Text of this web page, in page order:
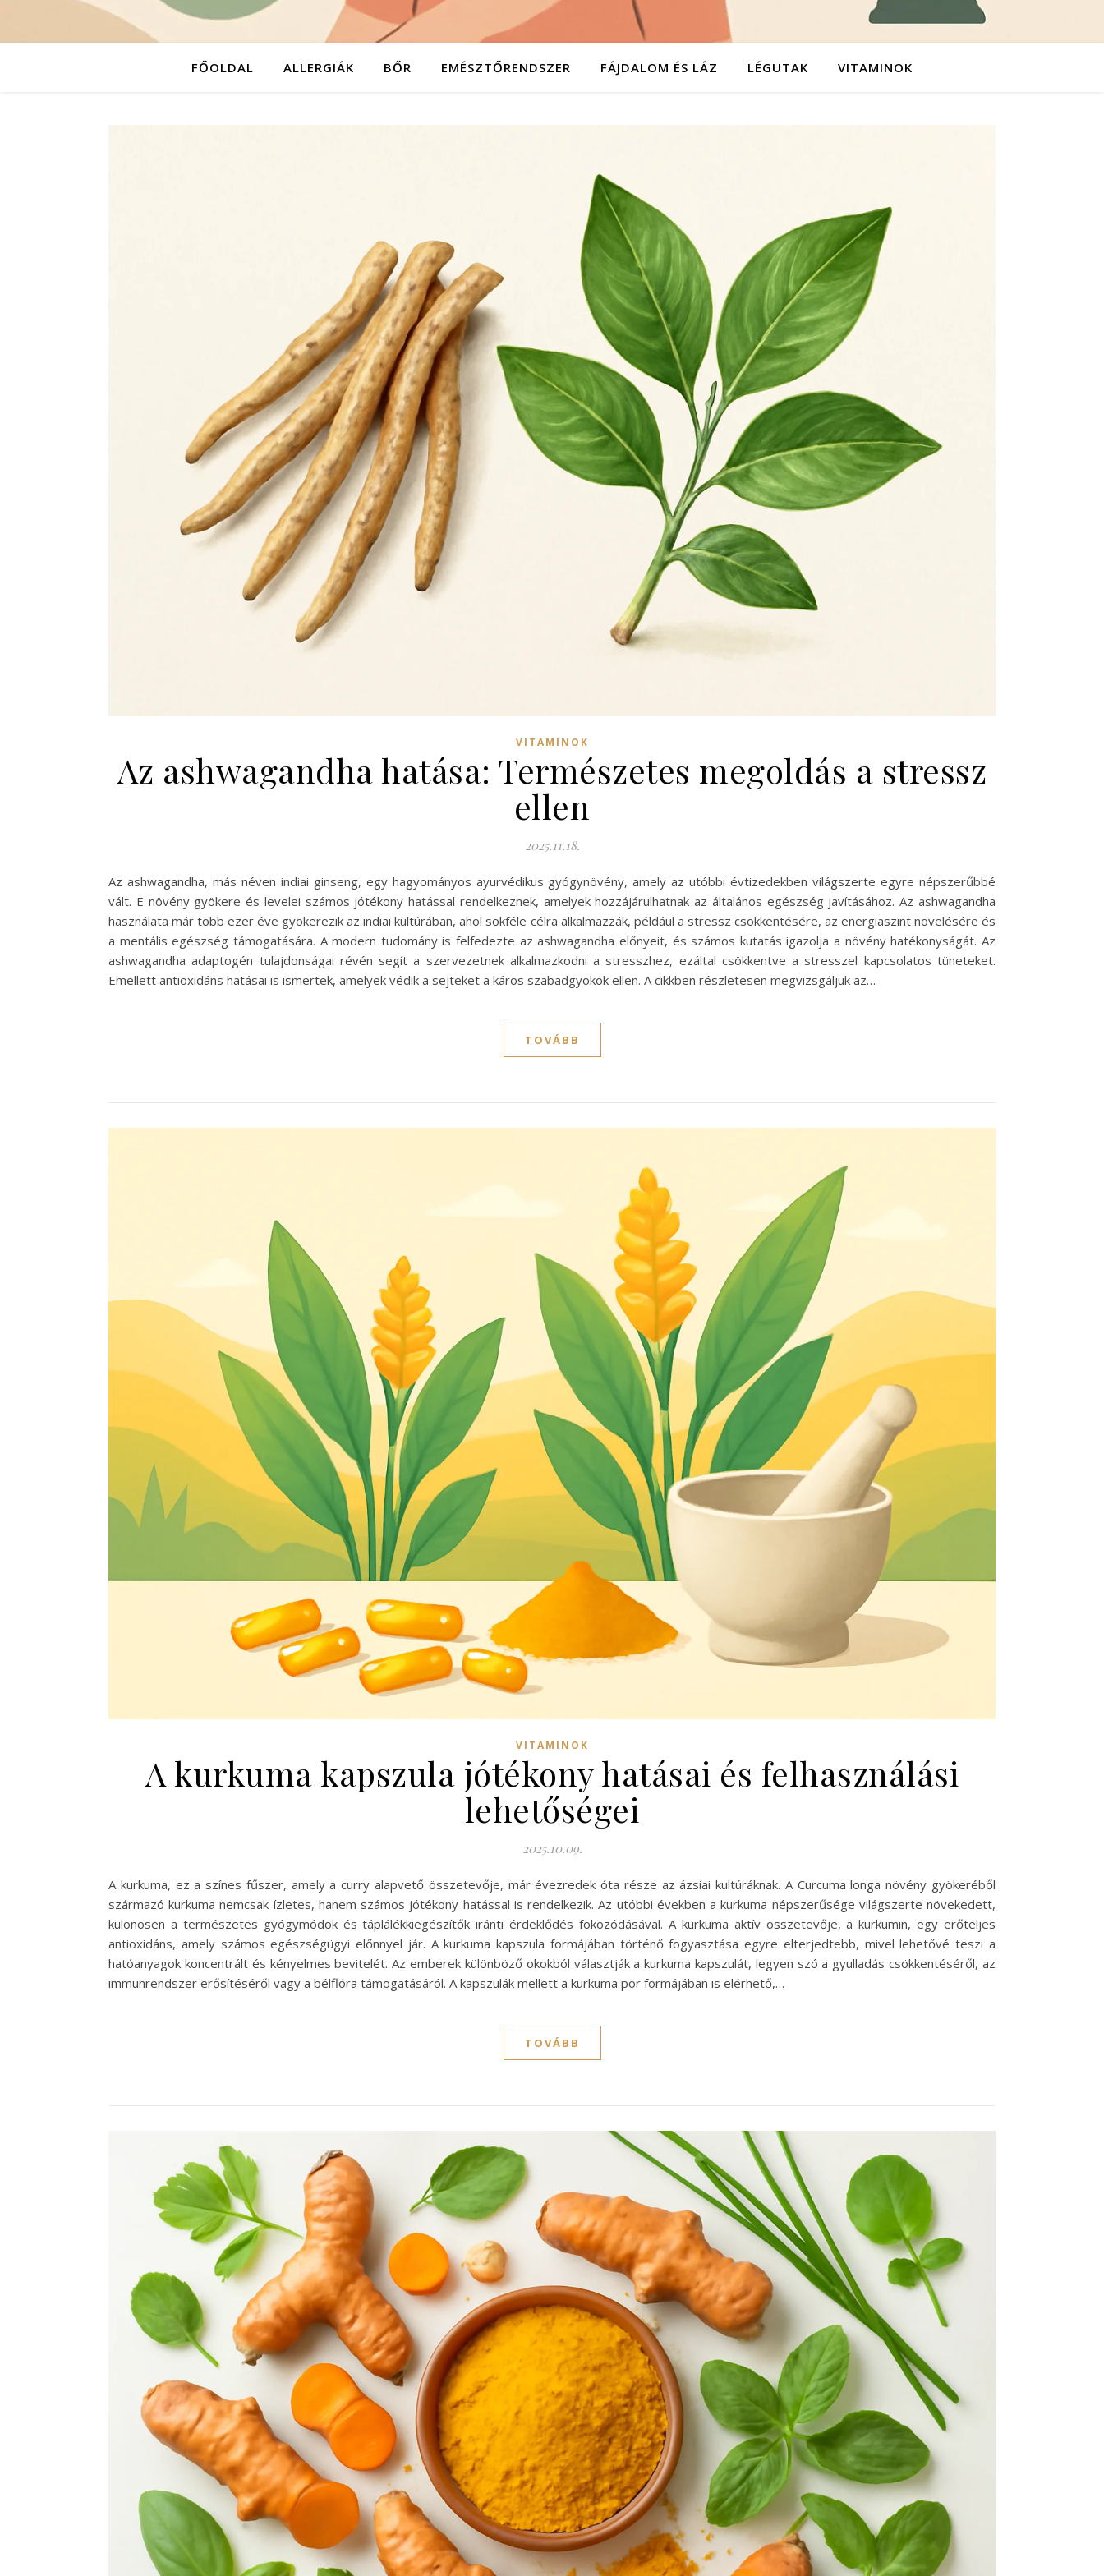
FŐOLDAL ALLERGIÁK BŐR EMÉSZTŐRENDSZER FÁJDALOM ÉS LÁZ LÉGUTAK VITAMINOK
VITAMINOK
Az ashwagandha hatása: Természetes megoldás a stressz
ellen
2025.11.18.
Az ashwagandha, más néven indiai ginseng, egy hagyományos ayurvédikus gyógynövény, amely az utóbbi évtizedekben világszerte egyre népszerűbbé
vált. E növény gyökere és levelei számos jótékony hatással rendelkeznek, amelyek hozzájárulhatnak az általános egészség javításához. Az ashwagandha
használata már több ezer éve gyökerezik az indiai kultúrában, ahol sokféle célra alkalmazzák, például a stressz csökkentésére, az energiaszint növelésére és
a mentális egészség támogatására. A modern tudomány is felfedezte az ashwagandha előnyeit, és számos kutatás igazolja a növény hatékonyságát. Az
ashwagandha adaptogén tulajdonságai révén segít a szervezetnek alkalmazkodni a stresszhez, ezáltal csökkentve a stresszel kapcsolatos tüneteket.
Emellett antioxidáns hatásai is ismertek, amelyek védik a sejteket a káros szabadgyökök ellen. A cikkben részletesen megvizsgáljuk az…
TOVÁBB
VITAMINOK
A kurkuma kapszula jótékony hatásai és felhasználási
lehetőségei
2025.10.09.
A kurkuma, ez a színes fűszer, amely a curry alapvető összetevője, már évezredek óta része az ázsiai kultúráknak. A Curcuma longa növény gyökeréből
származó kurkuma nemcsak ízletes, hanem számos jótékony hatással is rendelkezik. Az utóbbi években a kurkuma népszerűsége világszerte növekedett,
különösen a természetes gyógymódok és táplálékkiegészítők iránti érdeklődés fokozódásával. A kurkuma aktív összetevője, a kurkumin, egy erőteljes
antioxidáns, amely számos egészségügyi előnnyel jár. A kurkuma kapszula formájában történő fogyasztása egyre elterjedtebb, mivel lehetővé teszi a
hatóanyagok koncentrált és kényelmes bevitelét. Az emberek különböző okokból választják a kurkuma kapszulát, legyen szó a gyulladás csökkentéséről, az
immunrendszer erősítéséről vagy a bélflóra támogatásáról. A kapszulák mellett a kurkuma por formájában is elérhető,…
TOVÁBB